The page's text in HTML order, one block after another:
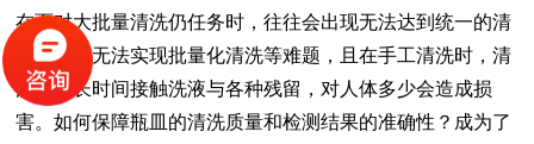
在面对大批量清洗仍任务时，往往会出现无法达到统一的清
洗标准，无法实现批量化清洗等难题，且在手工清洗时，清
洗人员长时间接触洗液与各种残留，对人体多少会造成损
害。如何保障瓶皿的清洗质量和检测结果的准确性？成为了